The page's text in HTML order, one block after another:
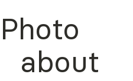
Photo
about